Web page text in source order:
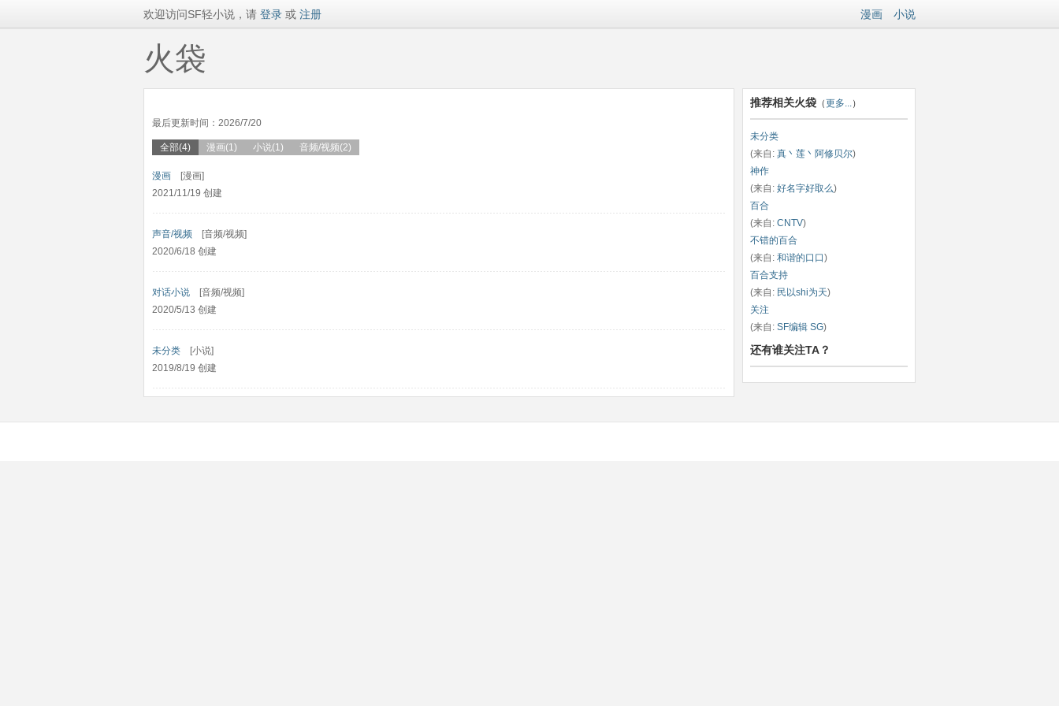
欢迎访问SF轻小说，请 登录 或 注册 漫画 小说
火袋
最后更新时间：2026/7/20
全部(4) 漫画(1) 小说(1) 音频/视频(2)
漫画 [漫画]
2021/11/19 创建
声音/视频 [音频/视频]
2020/6/18 创建
对话小说 [音频/视频]
2020/5/13 创建
未分类 [小说]
2019/8/19 创建
推荐相关火袋 （更多...）
未分类
(来自: 真丶莲丶阿修贝尔)
神作
(来自: 好名字好取么)
百合
(来自: CNTV)
不错的百合
(来自: 和谐的口口)
百合支持
(来自: 民以shi为天)
关注
(来自: SF编辑 SG)
还有谁关注TA？